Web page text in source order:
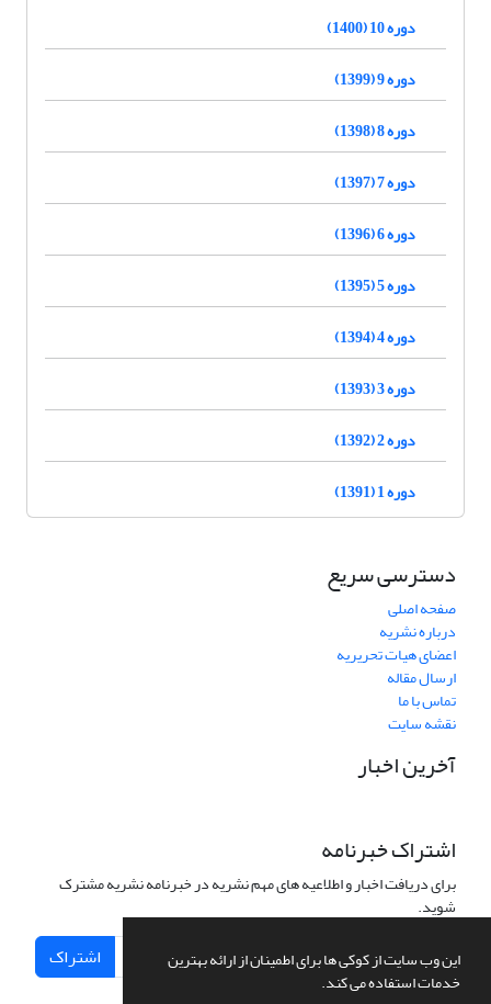
این وب سایت از کوکی ها برای اطمینان از ارائه بهترین
خدمات استفاده می کند.
دوره 10 (1400)
دوره 9 (1399)
دوره 8 (1398)
دوره 7 (1397)
دوره 6 (1396)
دوره 5 (1395)
دوره 4 (1394)
دوره 3 (1393)
دوره 2 (1392)
دوره 1 (1391)
دسترسی سریع
صفحه اصلی
درباره نشریه
اعضای هیات تحریریه
ارسال مقاله
تماس با ما
نقشه سایت
آخرین اخبار
اشتراک خبرنامه
برای دریافت اخبار و اطلاعیه های مهم نشریه در خبرنامه نشریه مشترک
شوید.
اشتراک